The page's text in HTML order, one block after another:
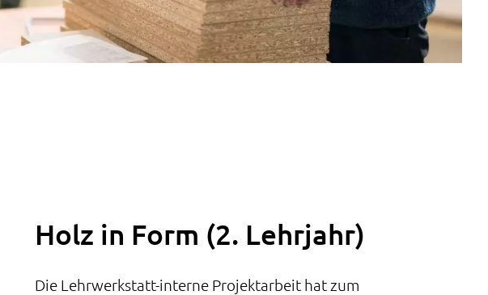
Holz in Form (2. Lehrjahr)
Die Lehrwerkstatt-interne Projektarbeit hat zum